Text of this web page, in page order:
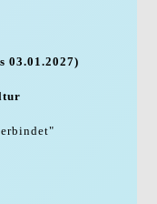
03.01.2027)